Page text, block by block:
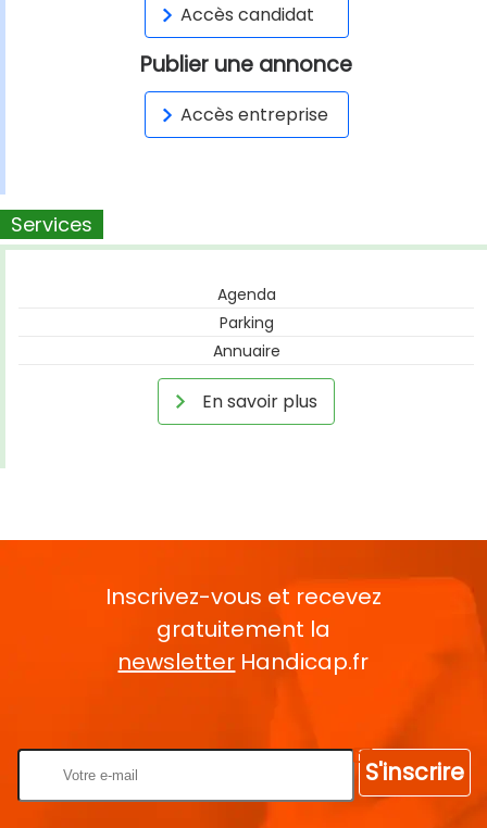
Accès candidat
Publier une annonce
Accès entreprise
Services
Agenda
Parking
Annuaire
En savoir plus
Inscrivez-vous et recevez
gratuitement la
newsletter Handicap.fr
S'inscrire